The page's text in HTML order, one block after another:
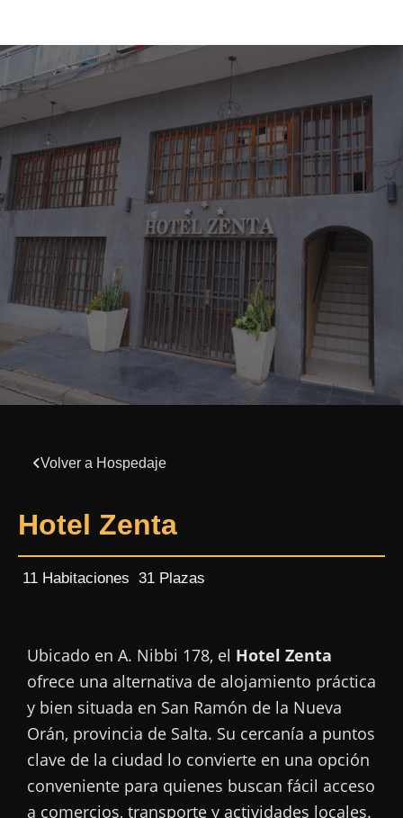
Volver a Hospedaje
Hotel Zenta
11 Habitaciones 31 Plazas
Ubicado en A. Nibbi 178, el Hotel Zenta
ofrece una alternativa de alojamiento práctica
y bien situada en San Ramón de la Nueva
Orán, provincia de Salta. Su cercanía a puntos
clave de la ciudad lo convierte en una opción
conveniente para quienes buscan fácil acceso
a comercios, transporte y actividades locales.